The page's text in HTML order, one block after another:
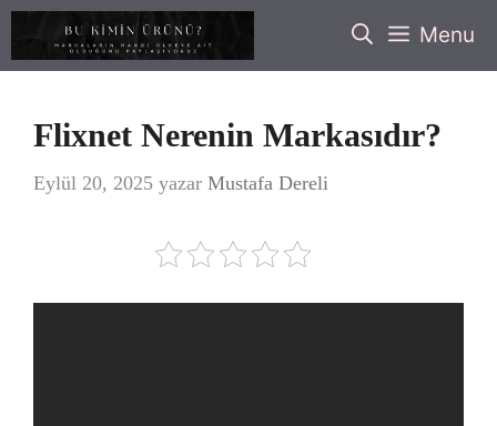
İçeriğe
Menu
Flixnet Nerenin Markasıdır?
Eylül 20, 2025 yazar Mustafa Dereli